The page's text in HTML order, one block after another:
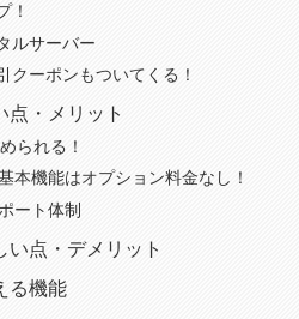
！
ルサーバー
クーポンもついてくる！
点・メリット
られる！
本機能はオプション料金なし！
ート体制
点・デメリット
る機能